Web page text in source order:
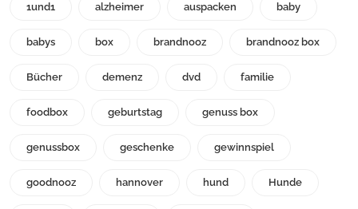
1und1 alzheimer auspacken baby
babys box brandnooz brandnooz box
Bücher demenz dvd familie
foodbox geburtstag genuss box
genussbox geschenke gewinnspiel
goodnooz hannover hund Hunde